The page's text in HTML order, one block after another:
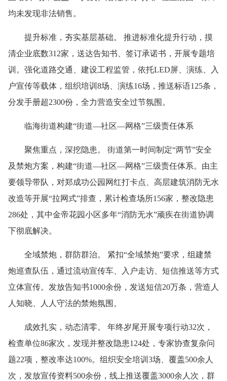
均未发现非法销售。
提升标准，夯实基层基础。 推进标准化提升行动，摸
清企业底数312家，送达告知书、签订承诺书，开展专题培
训。强化道路交通、建设工程监管，依托LED屏、演练、入
户宣传等载体，组织培训8场、演练16场，推送标语125条，
分发手册超2300份，全力营造安全过节氛围。
临海街道构建“街道—社区—网格”三级责任体系
聚焦重点，深挖隐患。 街道第一时间制定“两节”安全
及禁炮方案，构建“街道—社区—网格”三级责任体系。由主
要领导带队，对郑成功公园网红打卡点、高层建筑消防无水
改造等开展“拉网式”排查，累计检查场所156家，整改隐患
286处，其中金帝花园小区多年“消防无水”顽疾在街道协调
下彻底解决。
全域禁炮，群防群治。 紧扣“全域禁炮”要求，组建禁
炮巡查队伍，通过流动宣传车、入户走访、短信推送等方式
立体宣传。发放告知书1000余份，发送短信20万条，营造人
人知晓、人人守法的禁炮氛围。
成效扎实，动态清零。 年终岁尾开展专项行动32次，
检查单位86家次，发现并整改隐患124处，专家协查复杂问
题22项，整改率达100%。组织安全培训3场、覆盖500余人
次，发放宣传资料500余份，线上推送覆盖3000余人次，群